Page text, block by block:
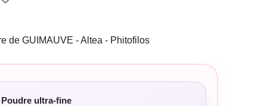
de GUIMAUVE - Altea - Phitofilos
ultra-fine